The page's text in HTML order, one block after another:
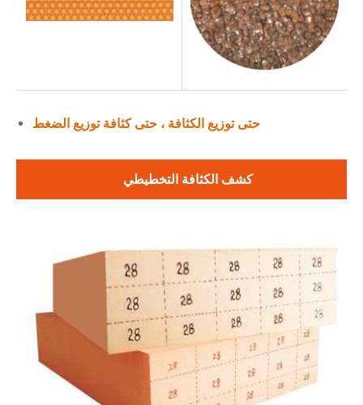
حتى توزيع الكثافة ، حتى كثافة توزيع الضغط
كشف الكثافة التخطيطي